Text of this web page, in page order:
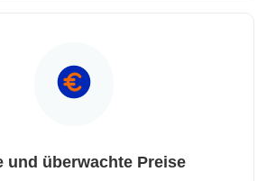
und überwachte Preise